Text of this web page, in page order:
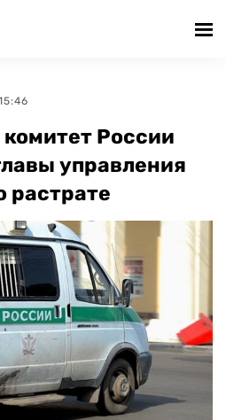
России
управления
растрате